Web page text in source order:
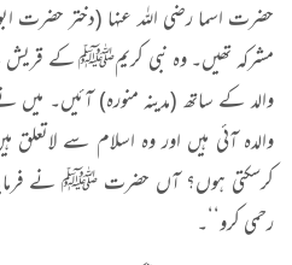
حضرت اسما رضی اللہ عنہا (دختر حضرت
مشرکہ تھیں۔ وہ نبی کریمﷺ کے
والد کے ساتھ (مدینہ منورہ) آئیں۔
والدہ آئی ہیں اور وہ اسلام سے
کرسکتی ہوں؟ آں حضرت ﷺ نے
رحمی کرو‘‘۔